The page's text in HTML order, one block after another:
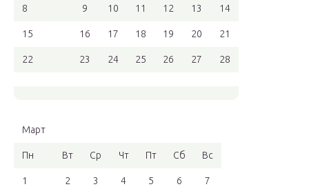
8 9 10 11 12 13 14
15 16 17 18 19 20 21
22 23 24 25 26 27 28
Март
Пн Вт Ср Чт Пт Сб Вс
1 2 3 4 5 6 7